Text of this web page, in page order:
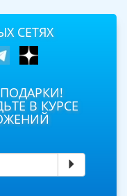
СЕТЯХ
В КУРСЕ